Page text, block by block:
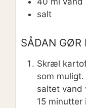
salt
SÅDAN GØR
Skræl
som
saltet vand
15 minutter